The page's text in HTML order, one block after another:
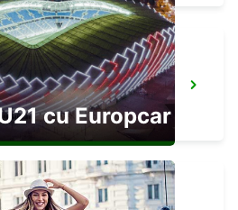
cu Europcar